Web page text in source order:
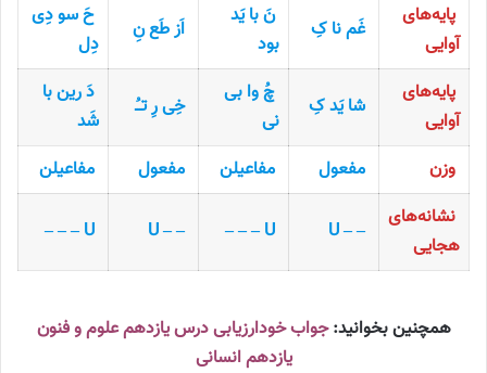
پایه‌های
آوایی
غَم نا کِ
نَ با یَد
بود
اَز طَع نِ
حَ سو دِی
دِل
پایه‌های
آوایی
شا یَد کِ
چُ وا بی
نی
خِی رِ تـُ
دَ رین با
شَد
وزن
مفعول مفاعیلن مفعول
مفاعیلن
نشانه‌های
هجایی
– – U
U – – –
– – U
U – – –
همچنین بخوانید: جواب خودارزیابی درس یازدهم علوم و فنون
یازدهم انسانی